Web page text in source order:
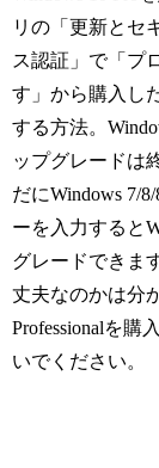
リの「更新とセ
ス認証」で「プ
す」から購入し
する方法。
ップグレードは
だにWindows 7/
ーを入力すると
グレードできま
丈夫なのかは分
Professionalを購
いでください。